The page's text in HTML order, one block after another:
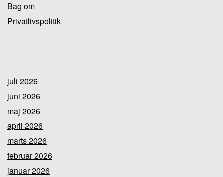
Bag om
Privatlivspolitik
juli 2026
juni 2026
maj 2026
april 2026
marts 2026
februar 2026
januar 2026